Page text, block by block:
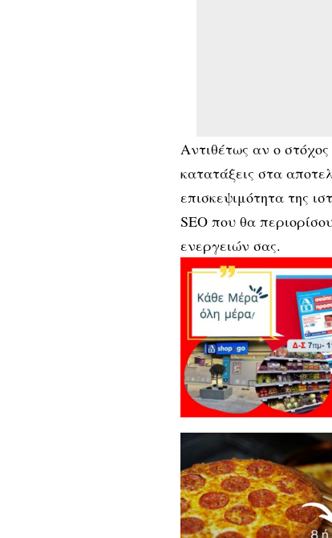
Αντιθέτως αν ο
κατατάξεις στα
επισκεψιμότητα της
SEO που θα
ενεργειών σας.